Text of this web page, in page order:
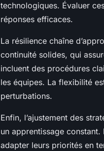
technologiques. Évaluer
réponses efficaces.
La résilience chaîne
continuité solides, qui
incluent des procédures
les équipes. La flexibilité
perturbations.
Enfin, l’ajustement des
un apprentissage
adapter leurs priorités en